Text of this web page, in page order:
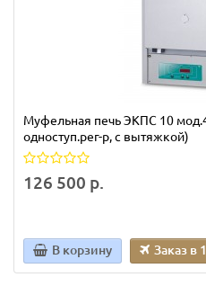
Муфельная печь ЭКПС 10
одноступ.рег-р, с вытяжкой)
126 500 р.
В корзину Заказ в